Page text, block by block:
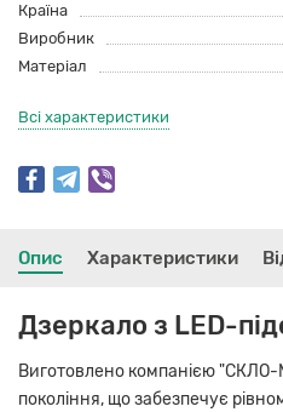
Країна
Виробник
Матеріал
Всі характеристики
Опис Характеристики
Дзеркало з LED-
Виготовлено компанією "СКЛО-
покоління, що забезпечує